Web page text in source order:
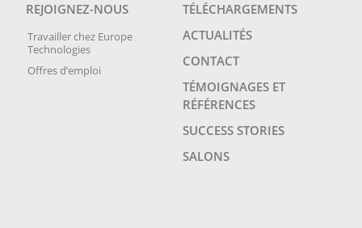
REJOIGNEZ-NOUS
Travailler chez Europe
Technologies
Offres d’emploi
TÉLÉCHARGEMENTS
ACTUALITÉS
CONTACT
TÉMOIGNAGES ET
RÉFÉRENCES
SUCCESS STORIES
SALONS